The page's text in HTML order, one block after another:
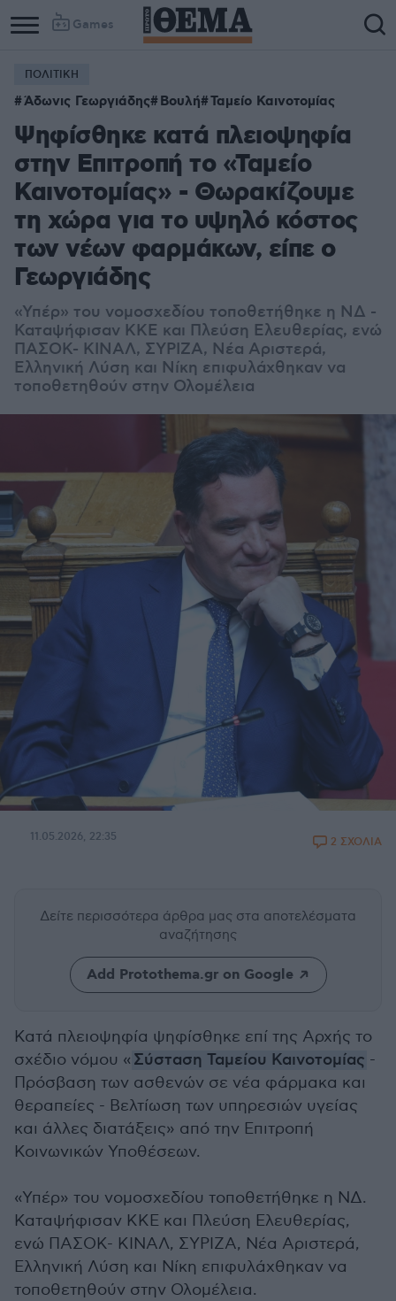
Games
ΠΟΛΙΤΙΚΗ
Άδωνις Γεωργιάδης Βουλή Ταμείο Καινοτομίας
Ψηφίσθηκε κατά πλειοψηφία
στην Επιτροπή το «Ταμείο
Καινοτομίας» - Θωρακίζουμε
τη χώρα για το υψηλό κόστος
των νέων φαρμάκων, είπε ο
Γεωργιάδης
«Υπέρ» του νομοσχεδίου τοποθετήθηκε η ΝΔ -
Καταψήφισαν ΚΚΕ και Πλεύση Ελευθερίας, ενώ
ΠΑΣΟΚ- ΚΙΝΑΛ, ΣΥΡΙΖΑ, Νέα Αριστερά,
Ελληνική Λύση και Νίκη επιφυλάχθηκαν να
τοποθετηθούν στην Ολομέλεια
11.05.2026, 22:35 2 ΣΧΟΛΙΑ
Δείτε περισσότερα άρθρα μας στα αποτελέσματα
αναζήτησης
Add Protothema.gr on Google
Κατά πλειοψηφία ψηφίσθηκε επί της Αρχής το
σχέδιο νόμου « Σύσταση Ταμείου Καινοτομίας -
Πρόσβαση των ασθενών σε νέα φάρμακα και
θεραπείες - Βελτίωση των υπηρεσιών υγείας
και άλλες διατάξεις» από την Επιτροπή
Κοινωνικών Υποθέσεων.
«Υπέρ» του νομοσχεδίου τοποθετήθηκε η ΝΔ.
Καταψήφισαν ΚΚΕ και Πλεύση Ελευθερίας,
ενώ ΠΑΣΟΚ- ΚΙΝΑΛ, ΣΥΡΙΖΑ, Νέα Αριστερά,
Ελληνική Λύση και Νίκη επιφυλάχθηκαν να
τοποθετηθούν στην Ολομέλεια.